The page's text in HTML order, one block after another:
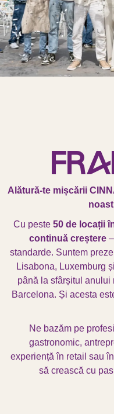
Alătură-te mișcării
Cu peste 50 de locații
continuă creștere
standarde. Suntem
Lisabona, Luxemburg
până la sfârșitul anului
Barcelona. Și acesta
Ne bazăm pe
gastronomic,
experiență în retail sau
să crească cu